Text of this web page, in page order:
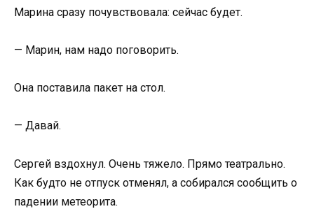
Марина сразу почувствовала: сейчас будет.
— Марин, нам надо поговорить.
Она поставила пакет на стол.
— Давай.
Сергей вздохнул. Очень тяжело. Прямо театрально.
Как будто не отпуск отменял, а собирался сообщить о
падении метеорита.